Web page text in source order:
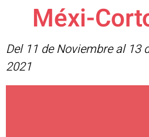
Méxi-
Del 11 de Noviembre al 13
2021